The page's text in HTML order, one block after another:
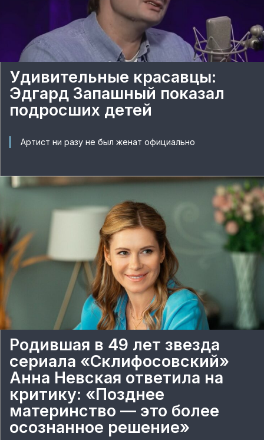
Удивительные красавцы:
Эдгард Запашный показал
подросших детей
Артист ни разу не был женат официально
Родившая в 49 лет звезда
сериала «Склифосовский»
Анна Невская ответила на
критику: «Позднее
материнство — это более
осознанное решение»